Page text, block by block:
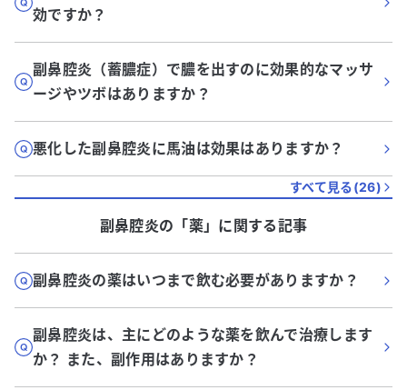
効ですか？
副鼻腔炎（蓄膿症）で膿を出すのに効果的なマッサ
ージやツボはありますか？
悪化した副鼻腔炎に馬油は効果はありますか？
すべて見る(26)
副鼻腔炎の「薬」に関する記事
副鼻腔炎の薬はいつまで飲む必要がありますか？
副鼻腔炎は、主にどのような薬を飲んで治療します
か？ また、副作用はありますか？